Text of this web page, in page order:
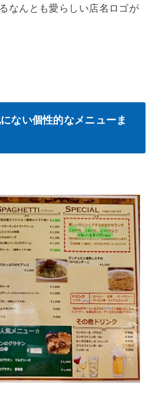
なんとも愛らしい店名ロゴが
ない個性的なメニューま